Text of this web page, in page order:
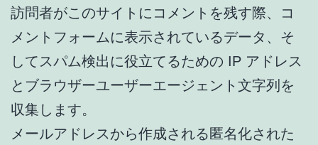
訪問者がこのサイトにコメントを残す際、コ
メントフォームに表示されているデータ、そ
してスパム検出に役立てるための IP アドレス
とブラウザーユーザーエージェント文字列を
収集します。
メールアドレスから作成される匿名化された